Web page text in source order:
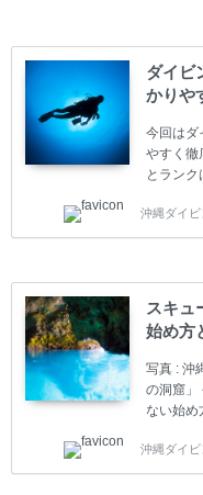
ダイビ
かりや
今回はダ
やすく徹
とラン
す。 ダ
育機関も
ダイバー
動をして
トリーレ
スまでラ
体)によ
容に違い
沖縄ダイ
スキュ
始め方
写真 : 沖
の洞窟」
ない始め
やまだ始
スキュー
沖縄ダイ